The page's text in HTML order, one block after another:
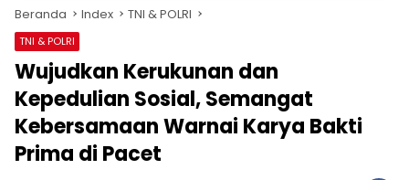
Beranda Index TNI & POLRI
TNI & POLRI
Wujudkan Kerukunan dan
Kepedulian Sosial, Semangat
Kebersamaan Warnai Karya Bakti
Prima di Pacet